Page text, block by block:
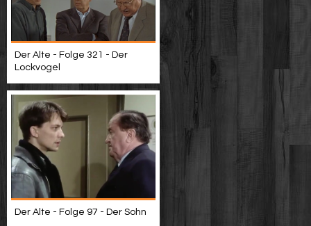
Der Alte - Folge 321 - Der
Lockvogel
Der Alte - Folge 97 - Der Sohn